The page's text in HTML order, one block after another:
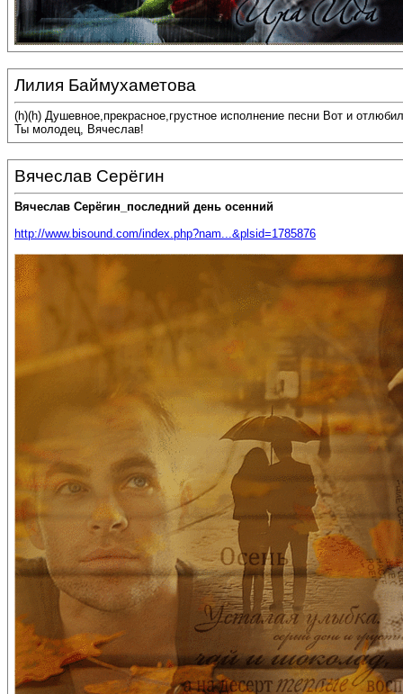
Лилия Баймухаметова
(h)(h) Душевное,прекрасное,грустное исполнение песни Вот и
Ты молодец, Вячеслав!
Вячеслав Серёгин
Вячеслав Серёгин_последний день осенний
http://www.bisound.com/index.php?nam...&plsid=1785876